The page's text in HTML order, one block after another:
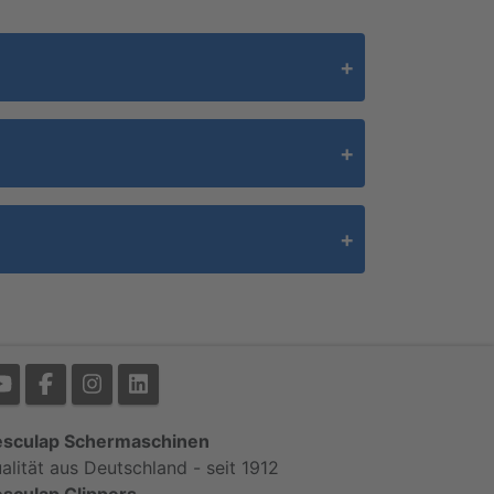
Schermaschinen
aus Deutschland - seit 1912